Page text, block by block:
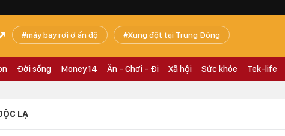
máy bay rơi ở ấn độ Xung đột tại Trung Đông
Đời sống Money.14 Ăn - Chơi - Đi Xã hội Sức khỏe Tek-life
LẠ